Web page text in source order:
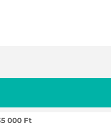
000 Ft